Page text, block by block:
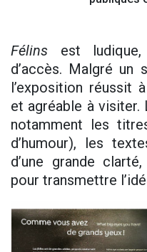
Félins est
d’accès. Malgré un
l’exposition réussit
et agréable à
notamment les
d’humour), les
d’une grande
pour transmettre